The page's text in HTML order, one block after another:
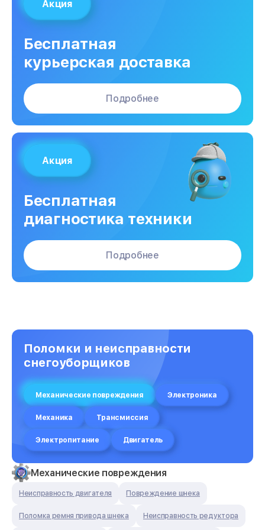
Акция
Бесплатная
курьерская доставка
Подробнее
Акция
Бесплатная
диагностика техники
Подробнее
Поломки и неисправности
снегоуборщиков
Механические повреждения Электроника
Механика Трансмиссия
Электропитание Двигатель
Механические повреждения
Неисправность двигателя Повреждение шнека
Поломка ремня привода шнека Неисправность редуктора